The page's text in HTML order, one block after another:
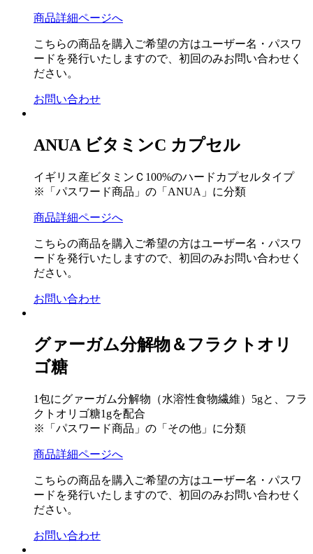
商品詳細ページへ
こちらの商品を購入ご希望の方はユーザー名・パスワ
ードを発行いたしますので、初回のみお問い合わせく
ださい。
お問い合わせ
ANUA ビタミンC カプセル
イギリス産ビタミンＣ100%のハードカプセルタイプ
※「パスワード商品」の「ANUA」に分類
商品詳細ページへ
こちらの商品を購入ご希望の方はユーザー名・パスワ
ードを発行いたしますので、初回のみお問い合わせく
ださい。
お問い合わせ
グァーガム分解物＆フラクトオリ
ゴ糖
1包にグァーガム分解物（水溶性食物繊維）5gと、フラ
クトオリゴ糖1gを配合
※「パスワード商品」の「その他」に分類
商品詳細ページへ
こちらの商品を購入ご希望の方はユーザー名・パスワ
ードを発行いたしますので、初回のみお問い合わせく
ださい。
お問い合わせ